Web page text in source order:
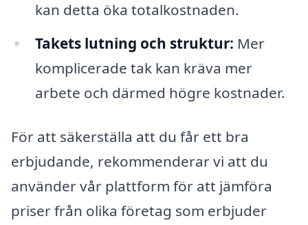
kan detta öka totalkostnaden.
Takets lutning och struktur: Mer
komplicerade tak kan kräva mer
arbete och därmed högre kostnader.
För att säkerställa att du får ett bra
erbjudande, rekommenderar vi att du
använder vår plattform för att jämföra
priser från olika företag som erbjuder